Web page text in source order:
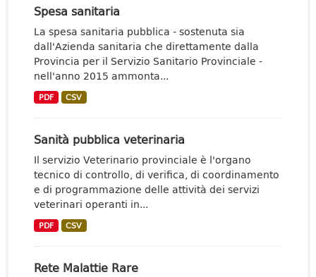
Spesa sanitaria
La spesa sanitaria pubblica - sostenuta sia
dall'Azienda sanitaria che direttamente dalla
Provincia per il Servizio Sanitario Provinciale -
nell'anno 2015 ammonta...
PDF CSV
Sanità pubblica veterinaria
Il servizio Veterinario provinciale è l'organo
tecnico di controllo, di verifica, di coordinamento
e di programmazione delle attività dei servizi
veterinari operanti in...
PDF CSV
Rete Malattie Rare